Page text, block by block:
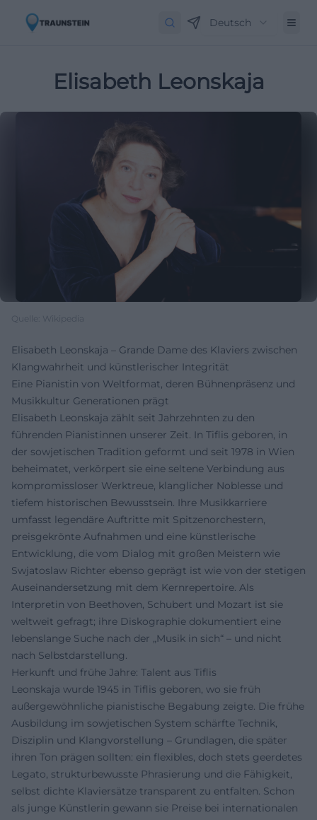
Deutsch
Elisabeth Leonskaja
Quelle: Wikipedia
Elisabeth Leonskaja – Grande Dame des Klaviers zwischen
Klangwahrheit und künstlerischer Integrität
Eine Pianistin von Weltformat, deren Bühnenpräsenz und
Musikkultur Generationen prägt
Elisabeth Leonskaja zählt seit Jahrzehnten zu den
führenden Pianistinnen unserer Zeit. In Tiflis geboren, in
der sowjetischen Tradition geformt und seit 1978 in Wien
beheimatet, verkörpert sie eine seltene Verbindung aus
kompromissloser Werktreue, klanglicher Noblesse und
tiefem historischen Bewusstsein. Ihre Musikkarriere
umfasst legendäre Auftritte mit Spitzenorchestern,
preisgekrönte Aufnahmen und eine künstlerische
Entwicklung, die vom Dialog mit großen Meistern wie
Swjatoslaw Richter ebenso geprägt ist wie von der stetigen
Auseinandersetzung mit dem Kernrepertoire. Als
Interpretin von Beethoven, Schubert und Mozart ist sie
weltweit gefragt; ihre Diskographie dokumentiert eine
lebenslange Suche nach der „Musik in sich“ – und nicht
nach Selbstdarstellung.
Herkunft und frühe Jahre: Talent aus Tiflis
Leonskaja wurde 1945 in Tiflis geboren, wo sie früh
außergewöhnliche pianistische Begabung zeigte. Die frühe
Ausbildung im sowjetischen System schärfte Technik,
Disziplin und Klangvorstellung – Grundlagen, die später
ihren Ton prägen sollten: ein flexibles, doch stets geerdetes
Legato, strukturbewusste Phrasierung und die Fähigkeit,
selbst dichte Klaviersätze transparent zu entfalten. Schon
als junge Künstlerin gewann sie Preise bei internationalen